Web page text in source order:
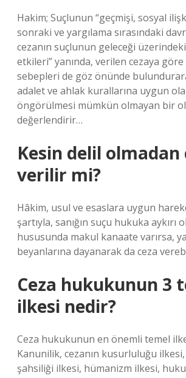
Hakim; Suçlunun “geçmişi, sosyal
sonraki ve yargılama sırasındaki
cezanın suçlunun geleceği
etkileri” yanında, verilen cezaya
sebepleri de göz önünde
adalet ve ahlak kurallarına uygun
öngörülmesi mümkün olmayan bir
değerlendirir…
Kesin delil olmadan
verilir mi?
Hâkim, usul ve esaslara uygun
şartıyla, sanığın suçu hukuka aykırı
hususunda makul kanaate varırsa,
beyanlarına dayanarak da ceza
Ceza hukukunun 3
ilkesi nedir?
Ceza hukukunun en önemli temel
Kanunilik, cezanın kusurluluğu ilkesi,
şahsiliği ilkesi, hümanizm ilkesi,